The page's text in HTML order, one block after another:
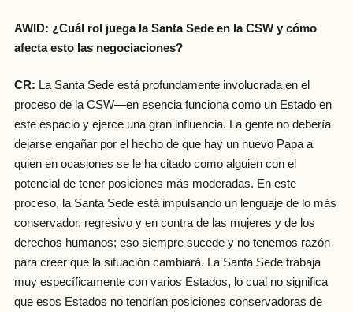
AWID: ¿Cuál rol juega la Santa Sede en la CSW y cómo
afecta esto las negociaciones?
CR: La Santa Sede está profundamente involucrada en el
proceso de la CSW—en esencia funciona como un Estado en
este espacio y ejerce una gran influencia. La gente no debería
dejarse engañar por el hecho de que hay un nuevo Papa a
quien en ocasiones se le ha citado como alguien con el
potencial de tener posiciones más moderadas. En este
proceso, la Santa Sede está impulsando un lenguaje de lo más
conservador, regresivo y en contra de las mujeres y de los
derechos humanos; eso siempre sucede y no tenemos razón
para creer que la situación cambiará. La Santa Sede trabaja
muy específicamente con varios Estados, lo cual no significa
que esos Estados no tendrían posiciones conservadoras de